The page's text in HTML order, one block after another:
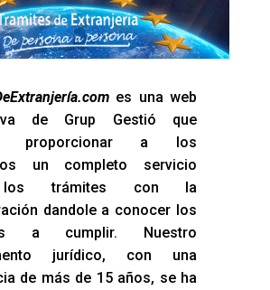
es una web
de Grup Gestió que
proporcionar a los
un completo servicio
los trámites con la
dandole a conocer los
a cumplir. Nuestro
jurídico, con una
de más de 15 años, se ha